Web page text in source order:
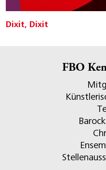
Dixit, Dixit
FBO
Barock